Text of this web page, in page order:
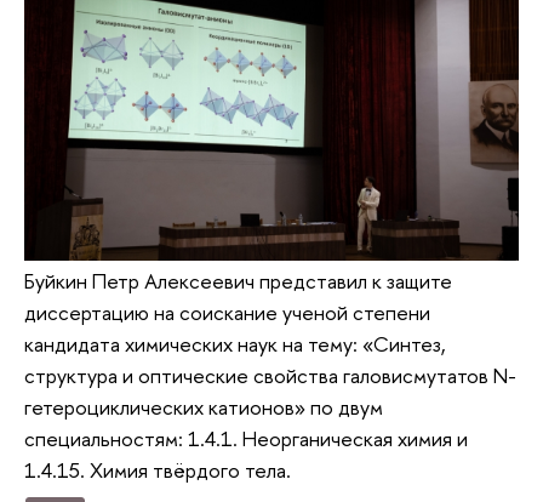
Буйкин Петр Алексеевич представил к защите
диссертацию на соискание ученой степени
кандидата химических наук на тему: «Синтез,
структура и оптические свойства галовисмутатов N-
гетероциклических катионов» по двум
специальностям: 1.4.1. Неорганическая химия и
1.4.15. Химия твёрдого тела.